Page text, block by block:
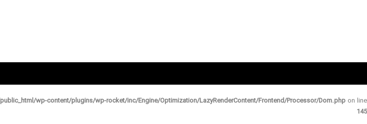
wp-content/plugins/wp-rocket/inc/Engine/Optimization/LazyRenderContent/Frontend/Processor/Dom.php on line
145